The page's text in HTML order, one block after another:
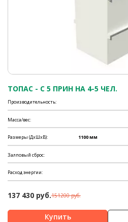
ТОПАС - C 5 ПРИН НА 4-5 ЧЕЛ.
Производительность:
Масса/вес:
Размеры (ДхШхВ): 1100 мм
Залповый сброс:
Расход энергии:
137 430 руб.151200 руб.